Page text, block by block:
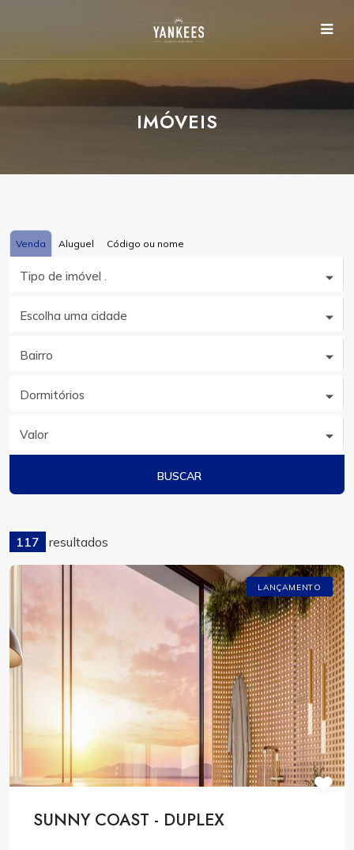
IMÓVEIS
Venda Aluguel Código ou nome
Tipo de imóvel .
Escolha uma cidade
Bairro
Dormitórios
Valor
BUSCAR
117 resultados
LANÇAMENTO
SUNNY COAST - DUPLEX